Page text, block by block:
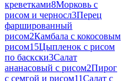
креветками8Морковь с
рисом и черносл3Перец
фаршированный
рисом2Камбала с кокосовым
рисом15Цыпленок с рисом
по баскски3Салат
ананасовый с рисом2Пирог
с семгой и рисом11Салат с